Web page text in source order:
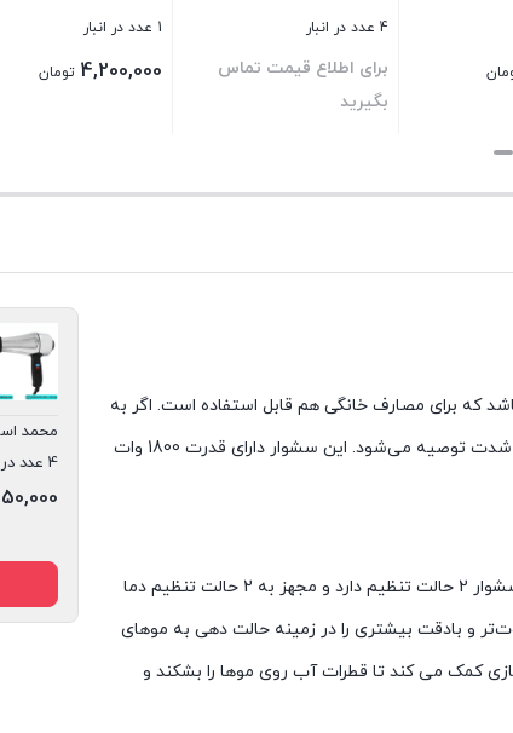
4 عدد در انبار
برای اطلاع قیمت تماس
بگیرید
1 عدد در انبار
4,200,000 تومان
ای می‌باشد که برای مصارف خانگی هم قابل استفاده است. اگر به
دنبال جدید ترین مدل های شرکت تلیونیکس می گردید که از ویژگی های منحصر به فردی بهره ببرد، این مدل به شدت توصیه می‌شود. این سشوار دارای قدرت 1800 وات
موتور سنگین این سشوار کمک می‌کند عمل حالت‌ دهی به موها و خشک کردن آن با سرعت بیشتری باشد. این سشوار 2 حالت تنظیم دارد و مجهز به 2 حالت تنظیم دما
و بادقت بیشتری را در زمینه حالت دهی به موهای
کمک می کند تا قطرات آب روی موها را بشکند و
محمد
4 عدد در انبار